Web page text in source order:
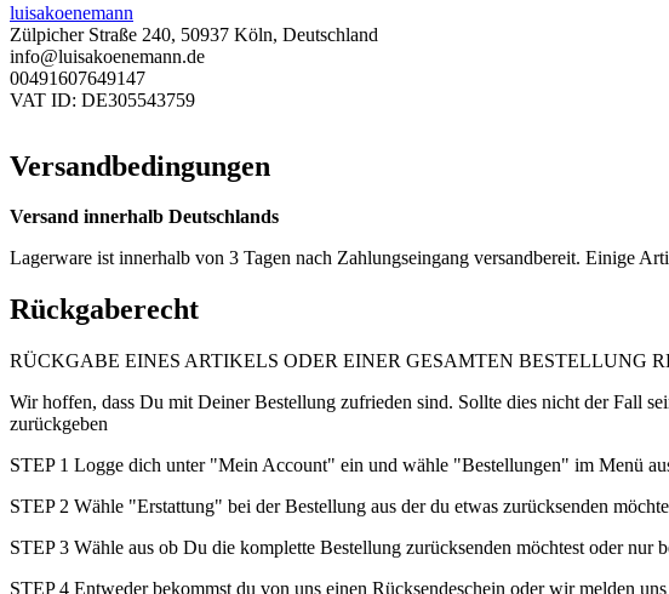
luisakoenemann
Zülpicher Straße 240, 50937 Köln, Deutschland
info@luisakoenemann.de
00491607649147
VAT ID: DE305543759
Versandbedingungen
Versand innerhalb Deutschlands
Lagerware ist innerhalb von 3 Tagen nach Zahlungseingang versandbereit. Einige
Rückgaberecht
RÜCKGABE EINES ARTIKELS ODER EINER GESAMTEN BESTELLUNG
Wir hoffen, dass Du mit Deiner Bestellung zufrieden sind. Sollte dies nicht der Fall
zurückgeben
STEP 1 Logge dich unter "Mein Account" ein und wähle "Bestellungen" im Menü
STEP 2 Wähle "Erstattung" bei der Bestellung aus der du etwas zurücksenden
STEP 3 Wähle aus ob Du die komplette Bestellung zurücksenden möchtest oder nur
STEP 4 Entweder bekommst du von uns einen Rücksendeschein oder wir melden